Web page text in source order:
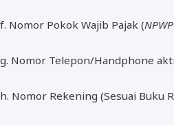
f. Nomor Pokok Wajib Pajak (NPWP
g. Nomor Telepon/Handphone
h. Nomor Rekening (Sesuai Buku